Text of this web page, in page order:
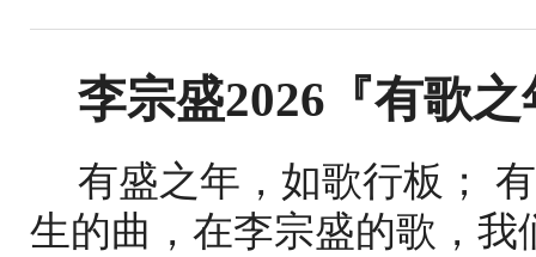
李宗盛2026『有歌
有盛之年，如歌行板；
生的曲，在李宗盛的歌，